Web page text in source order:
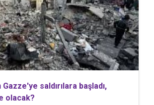
saldırılara başladı,
olacak?